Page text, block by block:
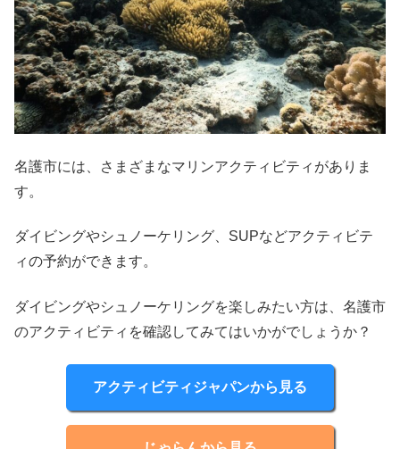
名護市には、さまざまなマリンアクティビティがありま
す。
ダイビングやシュノーケリング、SUPなどアクティビテ
ィの予約ができます。
ダイビングやシュノーケリングを楽しみたい方は、名護市
のアクティビティを確認してみてはいかがでしょうか？
アクティビティジャパンから見る